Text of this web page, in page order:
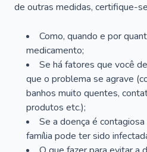
de outras medidas, certifique-
Como, quando e por
medicamento;
Se há fatores que você
que o problema se agrave
banhos muito quentes,
produtos etc.);
Se a doença é
família pode ter sido